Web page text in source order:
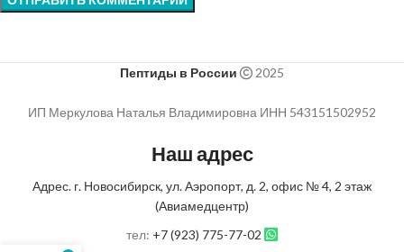
Пептиды в России 2025
ИП Меркулова Наталья Владимировна ИНН 543151502952
Наш адрес
Адрес. г. Новосибирск, ул. Аэропорт, д. 2, офис № 4, 2 этаж
(Авиамедцентр)
тел: +7 (923) 775-77-02